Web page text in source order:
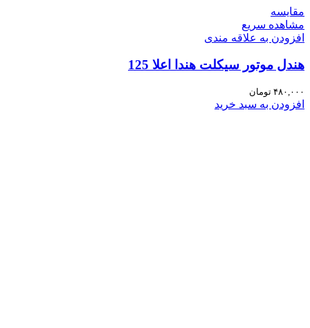
مقایسه
مشاهده سریع
افزودن به علاقه مندی
هندل موتور سیکلت هندا اعلا 125
۴۸۰,۰۰۰ تومان
افزودن به سبد خرید